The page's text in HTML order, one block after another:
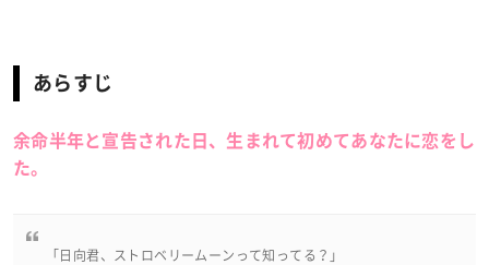
あらすじ
余命半年と宣告された日、生まれて初めてあなたに恋をし
た。
「日向君、ストロベリームーンって知ってる？」